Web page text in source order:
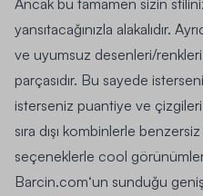
yansıtacağınızla alakalıdır.
ve uyumsuz desenleri/renkleri
parçasıdır. Bu sayede
isterseniz puantiye ve
sıra dışı kombinlerle
seçeneklerle cool
Barcin.com‘un sunduğu